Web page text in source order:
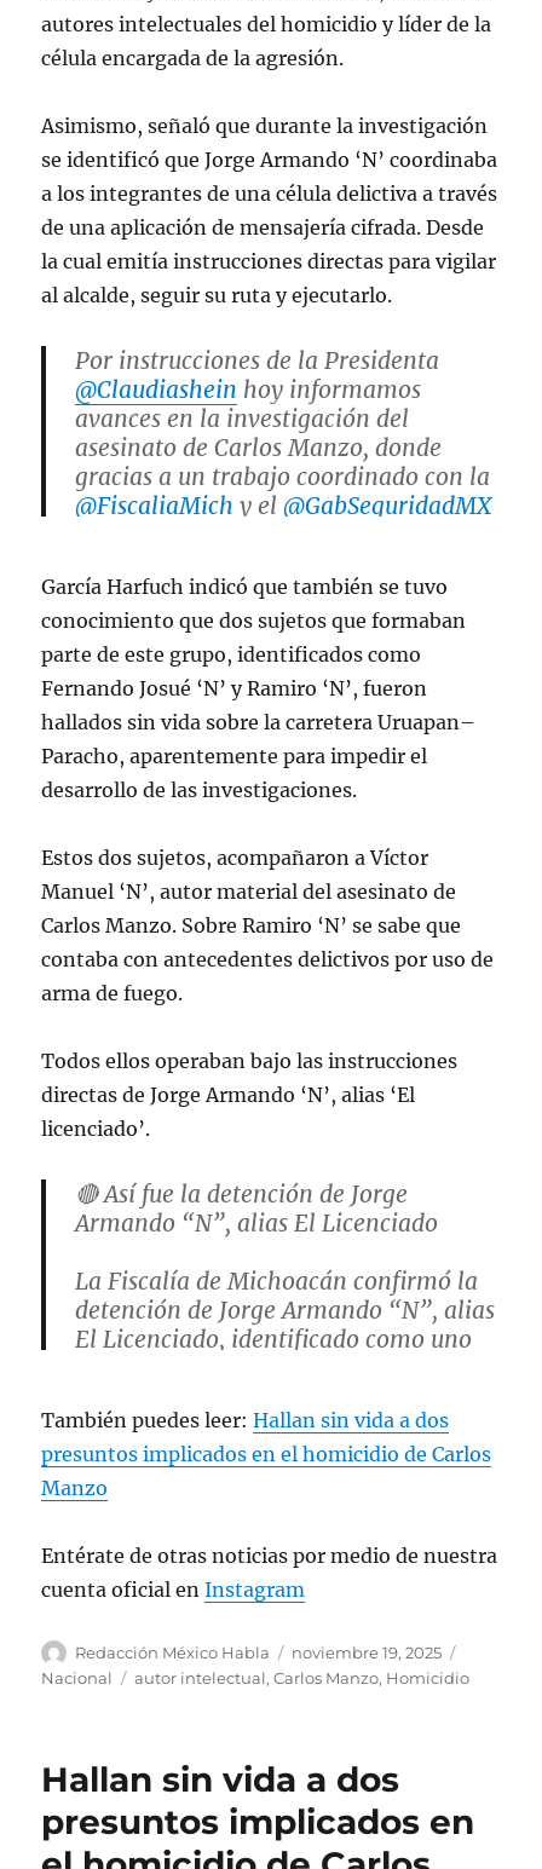
autores intelectuales del homicidio y líder de la
célula encargada de la agresión.
Asimismo, señaló que durante la investigación
se identificó que Jorge Armando ‘N’ coordinaba
a los integrantes de una célula delictiva a través
de una aplicación de mensajería cifrada. Desde
la cual emitía instrucciones directas para vigilar
al alcalde, seguir su ruta y ejecutarlo.
Por instrucciones de la Presidenta
@Claudiashein hoy informamos
avances en la investigación del
asesinato de Carlos Manzo, donde
gracias a un trabajo coordinado con la
@FiscaliaMich y el@GabSeguridadMX
pic.twitter.com/AfScKExb5H
— Omar H Garcia Harfuch
(@OHarfuch) November 19, 2025
García Harfuch indicó que también se tuvo
conocimiento que dos sujetos que formaban
parte de este grupo, identificados como
Fernando Josué ‘N’ y Ramiro ‘N’, fueron
hallados sin vida sobre la carretera Uruapan–
Paracho, aparentemente para impedir el
desarrollo de las investigaciones.
Estos dos sujetos, acompañaron a Víctor
Manuel ‘N’, autor material del asesinato de
Carlos Manzo. Sobre Ramiro ‘N’ se sabe que
contaba con antecedentes delictivos por uso de
arma de fuego.
Todos ellos operaban bajo las instrucciones
directas de Jorge Armando ‘N’, alias ‘El
licenciado’.
🔴 Así fue la detención de Jorge
Armando “N”, alias El Licenciado
La Fiscalía de Michoacán confirmó la
detención de Jorge Armando “N”, alias
El Licenciado, identificado como uno
Carlos Manzo,…
pic.twitter.com/qRtOmPhT8k
November 19, 2025
También puedes leer:Hallan sin vida a dos
presuntos implicados en el homicidio de Carlos
Manzo
Entérate de otras noticias por medio de nuestra
cuenta oficial enInstagram
A
u
Redacción México Habla
P
u
c
d
o
noviembre 19, 2025
a
í
Nacional
E
u
t
a
autor intelectual,Carlos Manzo, Homicidio
Hallan sin vida a dos
presuntos implicados en